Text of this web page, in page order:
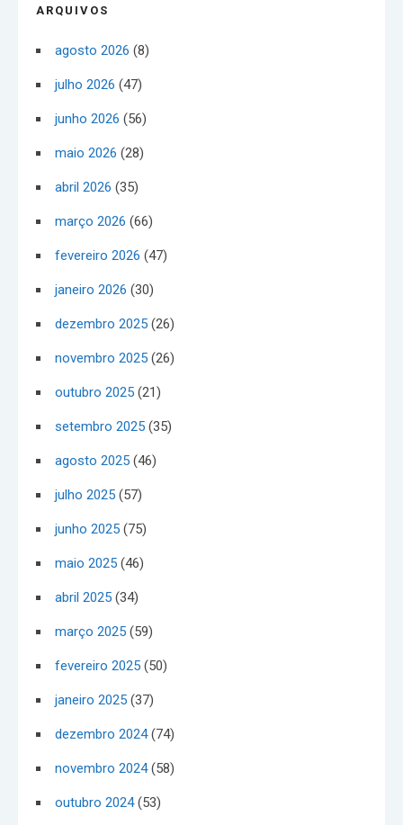
ARQUIVOS
agosto 2026 (8)
julho 2026 (47)
junho 2026 (56)
maio 2026 (28)
abril 2026 (35)
março 2026 (66)
fevereiro 2026 (47)
janeiro 2026 (30)
dezembro 2025 (26)
novembro 2025 (26)
outubro 2025 (21)
setembro 2025 (35)
agosto 2025 (46)
julho 2025 (57)
junho 2025 (75)
maio 2025 (46)
abril 2025 (34)
março 2025 (59)
fevereiro 2025 (50)
janeiro 2025 (37)
dezembro 2024(74)
novembro 2024(58)
outubro 2024(53)